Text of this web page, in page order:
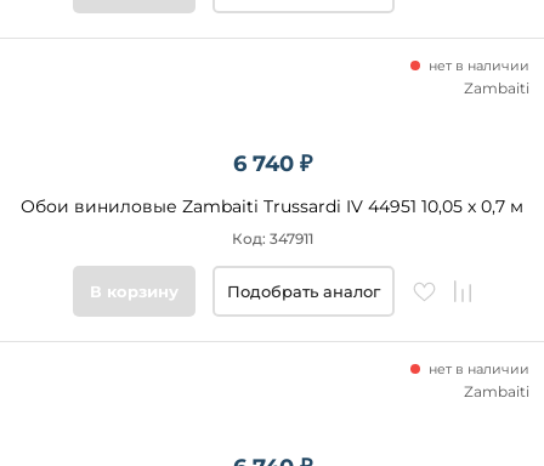
6 740 ₽
Обои виниловые Zambaiti Trussardi IV 44951 10,05 x 0,7 м
нет в наличии
Код: 347911
Zambaiti
В корзину Подобрать аналог
нет в наличии
Zambaiti